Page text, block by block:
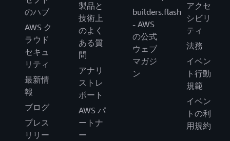
のハブ
AWS ク
ラウド
セキュ
リティ
最新情
報
ブログ
プレス
リリー
製品と
技術上
のよく
ある質
問
アナリ
ストレ
ポート
AWS パ
ートナ
ー
builders.flash
- AWS
の公式
ウェブ
マガジ
ン
アクセ
シビリ
ティ
法務
イベン
ト行動
規範
イベン
トの利
用規約